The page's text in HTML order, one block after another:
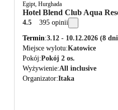
Egipt, Hurghada
Hotel Blend Club Aqua
4.5 395 opinii
Termin 3.12 - 10.12.2026 (8
Miejsce wylotu Katowice
Pokój Pokój 2 os.
Wyżywienie All inclusive
Organizator Itaka